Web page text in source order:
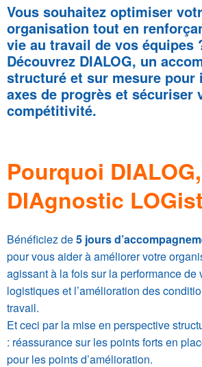
Vous souhaitez optimiser
organisation tout en
vie au travail de vos équipes
Découvrez DIALOG, un
structuré et sur mesure pour
axes de progrès et sécuriser
compétitivité.
Pourquoi DIALOG,
DIAgnostic
Bénéficiez de5 jours
pour vous aider à améliorer votre
agissant à la fois sur la performance de
logistiques et l’amélioration des
travail.
Et ceci par la mise en perspective
: réassurance sur les points forts en
pour les points d’amélioration.